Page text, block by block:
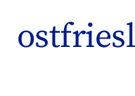
Inhalt
überspringen